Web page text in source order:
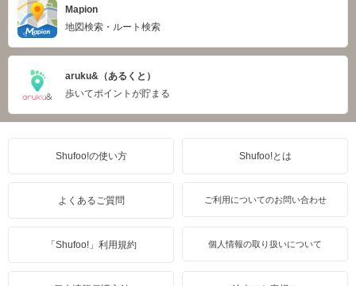
Mapion
地図検索・ルート検索
aruku&（あるくと）
歩いてポイントが貯まる
Shufoo!の使い方 Shufoo!とは
よくあるご質問 ご利用についてのお問い合わせ
「Shufoo!」利用規約 個人情報の取り扱いについて